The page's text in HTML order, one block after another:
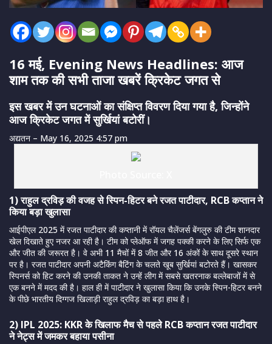
16 मई, Evening News Headlines: आज
शाम तक की सभी ताजा खबरें क्रिकेट जगत से
इस खबर में उन घटनाओं का संक्षिप्त विवरण दिया गया है, जिन्होंने
आज क्रिकेट जगत में सुर्खियां बटोरीं।
अद्यतन – May 16, 2025 4:57 pm
1) राहुल द्रविड़ की वजह से स्पिन-हिटर बने रजत पाटीदार, RCB कप्तान ने
किया बड़ा खुलासा
आईपीएल 2025 में रजत पाटीदार की कप्तानी में रॉयल चैलेंजर्स बेंगलुरु की टीम शानदार
खेल दिखाते हुए नजर आ रही है। टीम को प्लेऑफ में जगह पक्की करने के लिए सिर्फ एक
और जीत की जरूरत है। वे अभी 11 मैचों में 8 जीत और 16 अंकों के साथ दूसरे स्थान
पर है। रजत पाटीदार अपनी अटैकिंग बैटिंग के चलते खूब सुर्खियां बटोरते हैं। खासकर
स्पिनर्स को हिट करने की उनकी ताकत ने उन्हें लीग में सबसे खतरनाक बल्लेबाजों में से
एक बनने में मदद की है। हाल ही में पाटीदार ने खुलासा किया कि उनके स्पिन-हिटर बनने
के पीछे भारतीय दिग्गज खिलाड़ी राहुल द्रविड़ का बड़ा हाथ है।
2) IPL 2025: KKR के खिलाफ मैच से पहले RCB कप्तान रजत पाटीदार
ने नेट्स में जमकर बहाया पसीना